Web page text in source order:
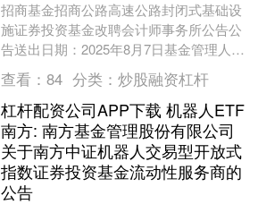
招商基金招商公路高速公路封闭式基础设
施证券投资基金改聘会计师事务所公告公
告送出日期：2025年8月7日基金管理人名
称招商基金管理有限公司《中华人民共和
国证券投资....
查看： 84 分类： 炒股融资杠杆
杠杆配资公司APP下载 机器人ETF
南方: 南方基金管理股份有限公司
关于南方中证机器人交易型开放式
指数证券投资基金流动性服务商的
公告